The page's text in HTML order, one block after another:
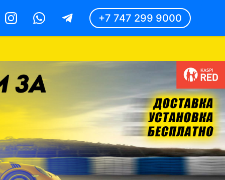
InstagramWhatsappTelegram +7 747 299 9000